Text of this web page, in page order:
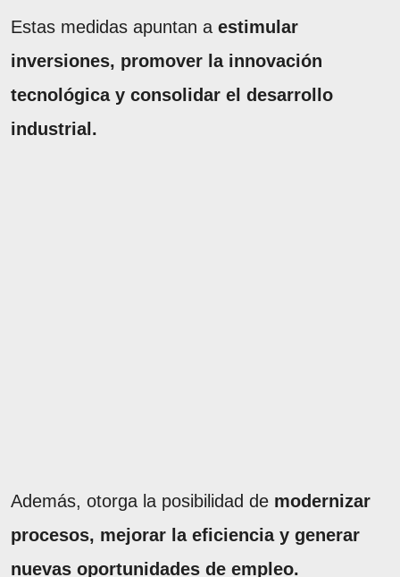
Estas medidas apuntan a estimular
inversiones, promover la innovación
tecnológica y consolidar el desarrollo
industrial.
Además, otorga la posibilidad de modernizar
procesos, mejorar la eficiencia y generar
nuevas oportunidades de empleo.